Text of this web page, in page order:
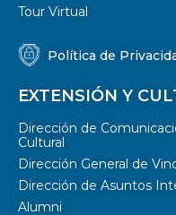
Tour Virtual
Política de
EXTENSIÓN Y
Dirección de
Cultural
Dirección General de
Dirección de Asuntos
Alumni